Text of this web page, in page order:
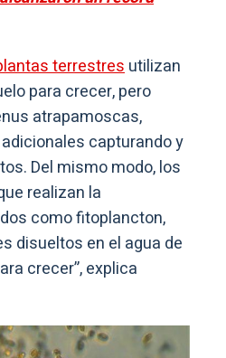
terrestresutilizan
para crecer, pero
atrapamoscas,
capturando y
Del mismo modo, los
realizan la
como fitoplancton,
disueltos en el agua de
crecer”, explica